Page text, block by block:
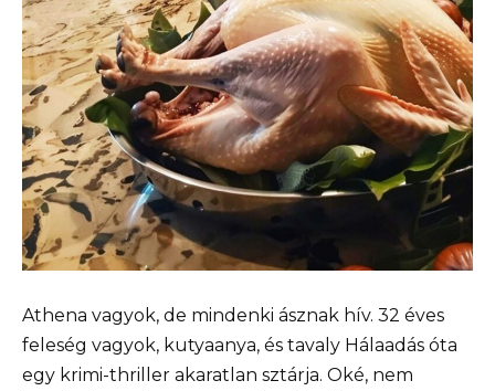
Athena vagyok, de mindenki ásznak hív. 32 éves
feleség vagyok, kutyaanya, és tavaly Hálaadás óta
egy krimi-thriller akaratlan sztárja. Oké, nem